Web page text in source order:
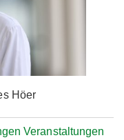
Höer
Veranstaltungen